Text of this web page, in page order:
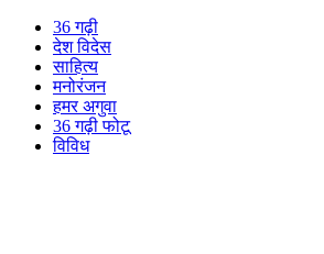
36 गढ़ी
देश विदेस
साहित्य
मनोरंजन
हमर अगुवा
36 गढ़ी फोटू
विविध